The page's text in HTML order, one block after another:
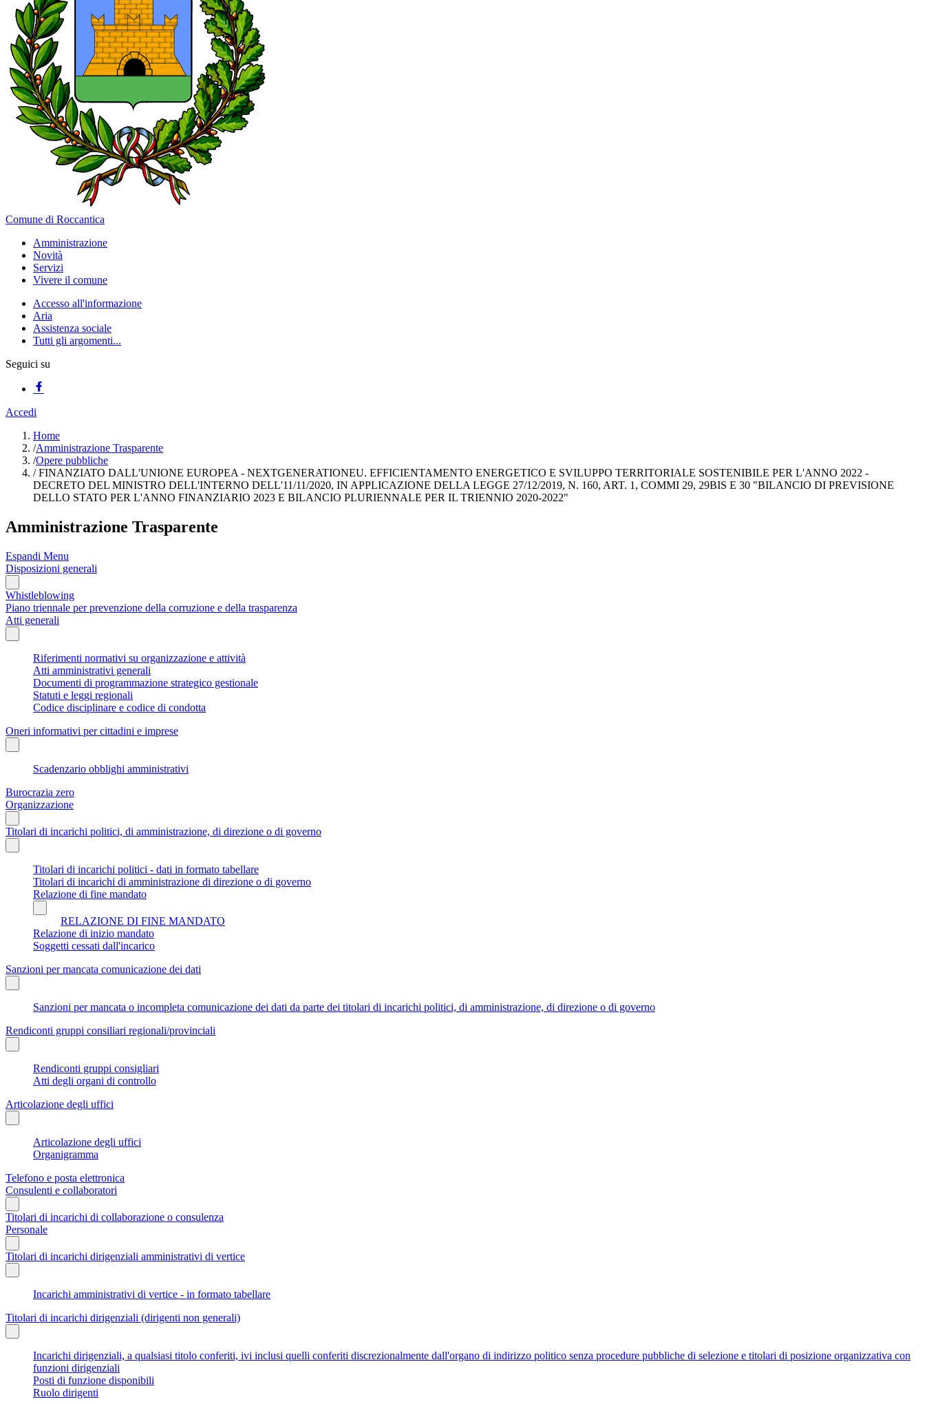
Comune di Roccantica
Amministrazione
Novità
Servizi
Vivere il comune
Accesso all'informazione
Aria
Assistenza sociale
Tutti gli argomenti...
Seguici su
Accedi
Home
/Amministrazione Trasparente
/Opere pubbliche
/FINANZIATO DALL'UNIONE EUROPEA - NEXTGENERATIONEU. EFFICIENTAMENTO ENERGETICO E SVILUPPO TERRITORIALE SOSTENIBILE PER L'ANNO 2022 -
DECRETO DEL MINISTRO DELL'INTERNO DELL'11/11/2020, IN APPLICAZIONE DELLA LEGGE 27/12/2019, N. 160, ART. 1, COMMI 29, 29BIS E 30 "BILANCIO DI PREVISIONE
DELLO STATO PER L'ANNO FINANZIARIO 2023 E BILANCIO PLURIENNALE PER IL TRIENNIO 2020-2022"
Amministrazione Trasparente
Espandi Menu
Disposizioni generali
Whistleblowing
Piano triennale per prevenzione della corruzione e della trasparenza
Atti generali
Riferimenti normativi su organizzazione e attività
Atti amministrativi generali
Documenti di programmazione strategico gestionale
Statuti e leggi regionali
Codice disciplinare e codice di condotta
Oneri informativi per cittadini e imprese
Scadenzario obblighi amministrativi
Burocrazia zero
Organizzazione
Titolari di incarichi politici, di amministrazione, di direzione o di governo
Titolari di incarichi politici - dati in formato tabellare
Titolari di incarichi di amministrazione di direzione o di governo
Relazione di fine mandato
RELAZIONE DI FINE MANDATO
Relazione di inizio mandato
Soggetti cessati dall'incarico
Sanzioni per mancata comunicazione dei dati
Sanzioni per mancata o incompleta comunicazione dei dati da parte dei titolari di incarichi politici, di amministrazione, di direzione o di governo
Rendiconti gruppi consiliari regionali/provinciali
Rendiconti gruppi consigliari
Atti degli organi di controllo
Articolazione degli uffici
Articolazione degli uffici
Organigramma
Telefono e posta elettronica
Consulenti e collaboratori
Titolari di incarichi di collaborazione o consulenza
Personale
Titolari di incarichi dirigenziali amministrativi di vertice
Incarichi amministrativi di vertice - in formato tabellare
Titolari di incarichi dirigenziali (dirigenti non generali)
Incarichi dirigenziali, a qualsiasi titolo conferiti, ivi inclusi quelli conferiti discrezionalmente dall'organo di indirizzo politico senza procedure pubbliche di selezione e titolari di posizione organizzativa con
funzioni dirigenziali
Posti di funzione disponibili
Ruolo dirigenti